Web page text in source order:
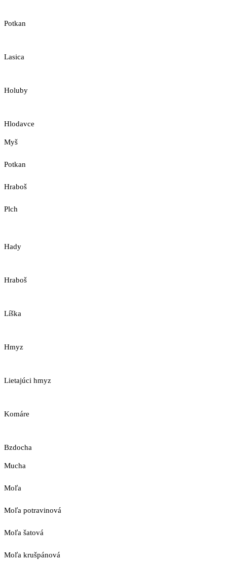
Potkan
Lasica
Holuby
Hlodavce
Myš
Potkan
Hraboš
Plch
Hady
Hraboš
Líška
Hmyz
Lietajúci hmyz
Komáre
Bzdocha
Mucha
Moľa
Moľa potravinová
Moľa šatová
Moľa krušpánová